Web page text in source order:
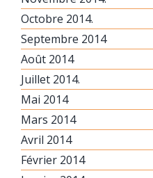
Octobre 2014.
Septembre 2014
Août 2014
Juillet 2014.
Mai 2014
Mars 2014
Avril 2014
Février 2014